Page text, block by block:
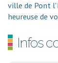
ville de Pont
heureuse de
Infos